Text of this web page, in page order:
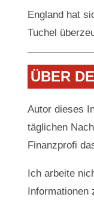
England hat
Tuchel
ÜBER
Autor dieses
täglichen
Finanzprofi
Ich arbeite